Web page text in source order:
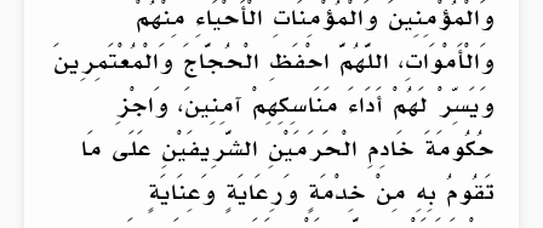
وَالْمُؤْمِنِينَ وَالْمُؤْمِنَاتِ الْأَحْيَاءِ مِنْهُمْ
وَالْأَمْوَاتِ، اللَّهُمَّ احْفَظِ الْحُجَّاجَ وَالْمُعْتَمِرِينَ
وَيَسِّرْ لَهُمْ أَدَاءَ مَنَاسِكِهِمْ آمِنِينَ، وَاجْزِ
حُكُومَةَ خَادِمِ الْحَرَمَيْنِ الشَّرِيفَيْنِ عَلَى مَا
تَقُومُ بِهِ مِنْ خِدْمَةٍ وَرِعَايَةٍ وَعِنَايَةٍ